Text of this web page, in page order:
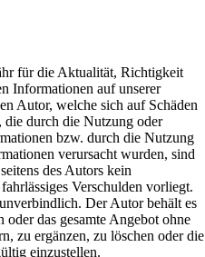
für die Aktualität, Richtigkeit
Informationen auf unserer
Autor, welche sich auf Schäden
die durch die Nutzung oder
bzw. durch die Nutzung
verursacht wurden, sind
des Autors kein
Verschulden vorliegt.
Der Autor behält es
das gesamte Angebot ohne
zu ergänzen, zu löschen oder die
einzustellen.